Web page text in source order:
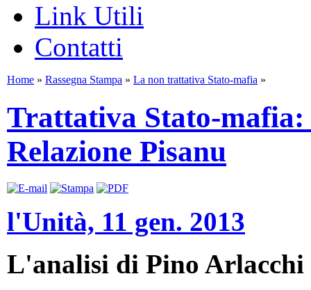
Link Utili
Contatti
Home » Rassegna Stampa » La non trattativa Stato-mafia »
Trattativa Stato-
Relazione Pisanu
l'Unità, 11 gen. 2013
L'analisi di Pino Arlacchi